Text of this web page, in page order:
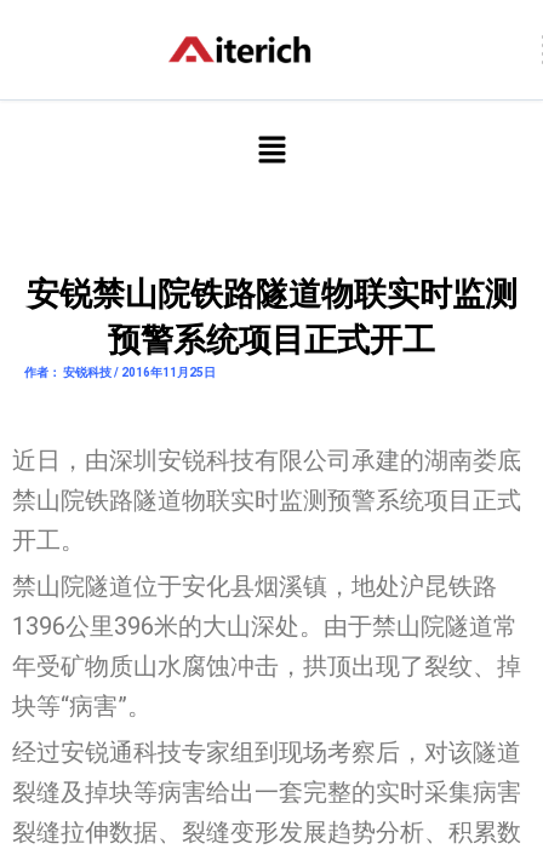
容
菜
单
安锐禁山院铁路隧道物联实时监测
预警系统项目正式开工
作者： 安锐科技 / 2016年11月25日
近日，由深圳安锐科技有限公司承建的湖南娄底
禁山院铁路隧道物联实时监测预警系统项目正式
开工。
禁山院隧道位于安化县烟溪镇，地处沪昆铁路
1396公里396米的大山深处。由于禁山院隧道常
年受矿物质山水腐蚀冲击，拱顶出现了裂纹、掉
块等“病害”。
经过安锐通科技专家组到现场考察后，对该隧道
裂缝及掉块等病害给出一套完整的实时采集病害
裂缝拉伸数据、裂缝变形发展趋势分析、积累数